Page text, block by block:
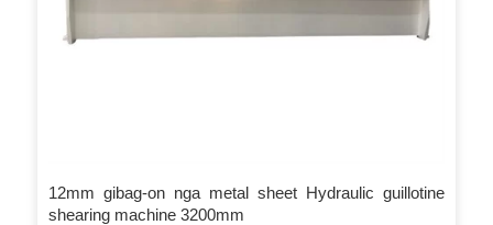
12mm gibag-on nga metal sheet Hydraulic guillotine
shearing machine 3200mm